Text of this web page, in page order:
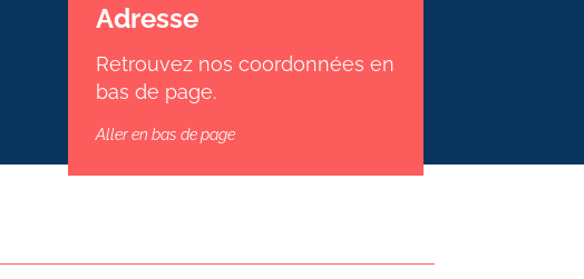
Adresse
Retrouvez nos coordonnées en
bas de page.
Aller en bas de page